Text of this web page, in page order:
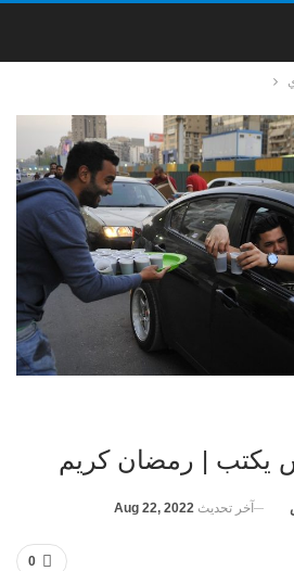
يكتب | رمضان كريم
آخر تحديث Aug 22, 2022
0